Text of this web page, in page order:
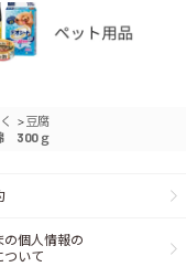
>豆腐
300ｇ
の個人情報の
ついて